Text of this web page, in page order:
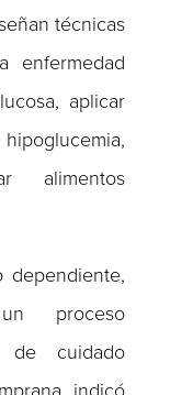
técnicas
enfermedad
aplicar
alimentos
dependiente,
proceso
de cuidado